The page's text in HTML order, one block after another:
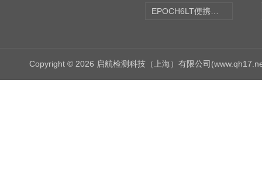
Copyright © 2026 启航检测科技（上海）有限公司